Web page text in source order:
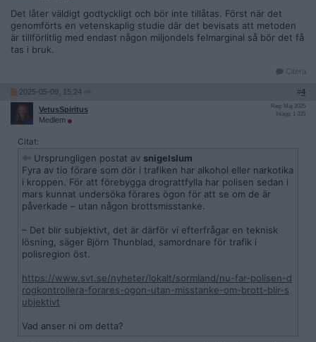
Det låter väldigt godtyckligt och bör inte tillåtas. Först när det
genomförts en vetenskaplig studie där det bevisats att metoden
är tillförlitlig med endast någon miljondels felmarginal så bör det få
tas i bruk.
Citera
2025-05-09, 15:24 #4
VetusSpiritus
Medlem
Reg: Maj 2025
Inlägg: 1 335
Citat:
Ursprungligen postat av snigelslum
Fyra av tio förare som dör i trafiken har alkohol eller narkotika
i kroppen. För att förebygga drograttfylla har polisen sedan i
mars kunnat undersöka förares ögon för att se om de är
påverkade – utan någon brottsmisstanke.
– Det blir subjektivt, det är därför vi efterfrågar en teknisk
lösning, säger Björn Thunblad, samordnare för trafik i
polisregion öst.
https://www.svt.se/nyheter/lokalt/sormland/nu-far-polisen-d
rogkontrollera-forares-ogon-utan-misstanke-om-brott-blir-s
ubjektivt
Vad anser ni om detta?